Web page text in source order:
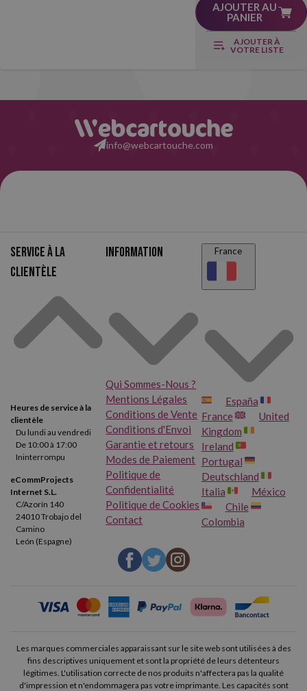
AJOUTER AU
PANIER
AJOUTER À
VOTRE LISTE
info@webcartouche.com
Service à la
clientèle
Heures de service à la
clientèle
Du lundi au vendredi
De 10:00 à 17:00
Ininterrompu
eCommProjects
Internet S.L.
C/Azorín 140
24010 Trobajo del
Camino
León (Espagne)
Information
Qui Sommes-Nous ?
Mentions Légales
Conditions de Vente
Conditions d'Envoi
Garantie et retours
Modes de Paiement
Politique de
Confidentialité
Politique de Cookies
Contact
France
España
France
United
Kingdom
Ireland
Portugal
Deutschland
Italia
México
Chile
Colombia
Les marques commerciales apparaissant sur le site web sont utilisées à des
fins descriptives uniquement et sont la propriété de leurs détenteurs
légitimes. L'utilisation correcte de nos produits n'affectera pas la qualité
d'impression et n'endommagera pas votre imprimante. Les capacités sont